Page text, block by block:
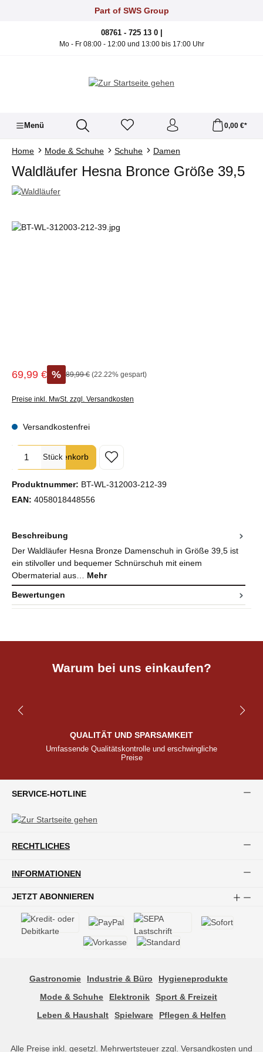
Zum Hauptinhalt springenPart of SWS Group
08761 - 725 13 0 |
Mo - Fr 08:00 - 12:00 und 13:00 bis 17:00 Uhr
Menü 0,00 €*
Home Mode & Schuhe Schuhe Damen
Waldläufer Hesna Bronce Größe 39,5
Bildergalerie überspringen
Verkaufspreis:
69,99 € % Regulärer Preis:
89,99 € (22.22% gespart)
Preise inkl. MwSt. zzgl. Versandkosten
Versandkostenfrei
Produkt Anzahl: Gib den gewünschten Wert ein oder benutze die
Stück
In den Warenkorb
Produktnummer: BT-WL-312003-212-39
EAN: 4058018448556
Beschreibung
Der Waldläufer Hesna Bronze Damenschuh in Größe 39,5 ist
ein stilvoller und bequemer Schnürschuh mit einem
Obermaterial aus… Mehr
Bewertungen
Warum bei uns einkaufen?
QUALITÄT UND SPARSAMKEIT
Umfassende Qualitätskontrolle und erschwingliche
Preise
SERVICE-HOTLINE
RECHTLICHES
INFORMATIONEN
JETZT ABONNIEREN
Gastronomie Industrie & Büro
Hygieneprodukte
Mode & Schuhe
Elektronik
Sport & Freizeit
Leben & Haushalt
Spielware Pflegen & Helfen
Alle Preise inkl. gesetzl. Mehrwertsteuer zzgl. Versandkosten und